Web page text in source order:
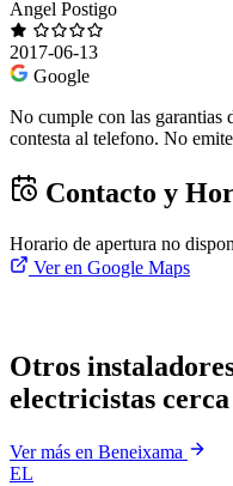
Angel Postigo
2017-06-13
Google
No cumple con las garantias
contesta al telefono. No
Contacto y
Horario de apertura no
Ver en Google Maps
Otros
electricistas cerca
Ver más en Beneixama
EL